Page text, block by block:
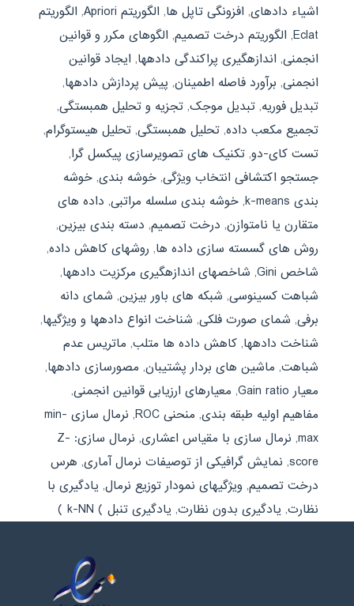
اشیاء دادهای, افزونگی تاپل ها, الگوریتم Apriori , الگوریتم
Eclat
, الگوریتم درخت تصمیم, الگوهای مکرر و قوانین
انجمنی, اندازهگیری پراکندگی دادهها, ایجاد قوانین
انجمنی, برآورد فاصله اطمینان, پیش پردازش دادهها,
تبدیل فوریه, تبدیل موجک, تجزیه و تحلیل همبستگی,
تجمیع مکعب داده, تحلیل همبستگی, تحلیل هیستوگرام,
تست کای-دو, تکنیک های تصویرسازی پیکسل گرا,
جستجو اکتشافی انتخاب ویژگی, خوشه بندی, خوشه
بندی k-means
, خوشه بندی سلسله مراتبی, داده های
متقارن یا نامتوازن, درخت تصمیم, دسته بندی بیزین,
روش های گسسته سازی داده ها, روشهای کاهش داده,
شاخص Gini
, شاخصهای اندازهگیری مرکزیت دادهها,
شباهت کسینوسی, شبکه های باور بیزین, شمای دانه
برفی, شمای صورت فلکی, شناخت انواع دادهها و ویژگیها,
شناخت دادهها, کاهش داده ها متلب, ماتریس عدم
شباهت, ماشین های بردار پشتیبان, مصورسازی دادهها,
معیار Gain ratio
, معیارهای ارزیابی قوانین انجمنی,
مفاهیم اولیه طبقه بندی, منحنی ROC ,
نرمال سازی min-
max
, نرمال سازی با مقیاس اعشاری,
نرمال سازی: Z-
score
, نمایش گرافیکی از توصیفات نرمال آماری, هرس
درخت تصمیم, ویژگیهای نمودار توزیع نرمال, یادگیری با
نظارت, یادگیری بدون نظارت, یادگیری تنبل ) k-NN )